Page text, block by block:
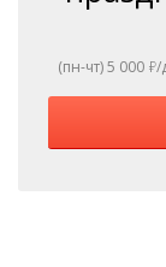
(пн-чт) 5 000 ь/